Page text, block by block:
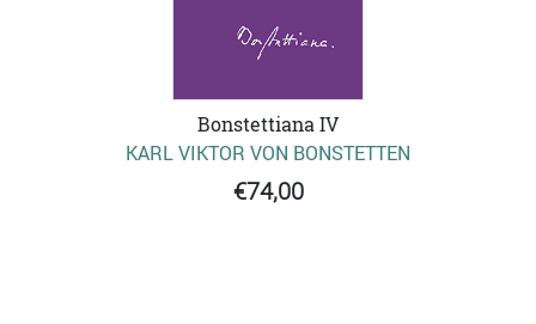
Bonstettiana IV
KARL VIKTOR VON BONSTETTEN
€74,00